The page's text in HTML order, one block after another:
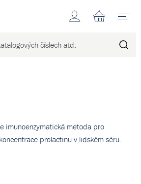
Účet
imunoenzymatická metoda pro
prolactinu v lidském séru.